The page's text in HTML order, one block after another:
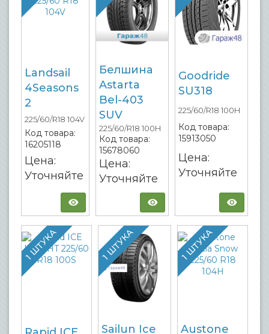
Landsail
4Seasons
2
225/60/R18 104V
Код товара:
16205118
Цена:
Уточняйте
Белшина
Astarta
Bel-403
SUV
225/60/R18 100H
Код товара:
15678060
Цена:
Уточняйте
Goodride
SU318
225/60/R18 100H
Код товара:
15913050
Цена:
Уточняйте
1 ШТУКА 1 ШТУКА
Sailun Ice
1 ШТУКА
Austone